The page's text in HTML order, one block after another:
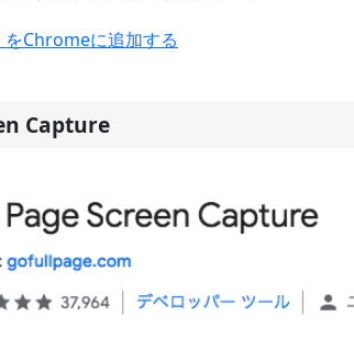
Chromeに追加する
Capture